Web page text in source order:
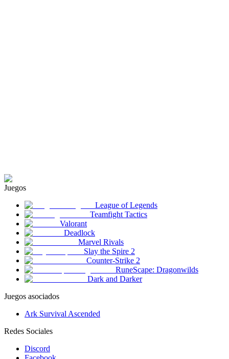
Juegos
League of Legends
Teamfight Tactics
Valorant
Deadlock
Marvel Rivals
Slay the Spire 2
Counter-Strike 2
RuneScape: Dragonwilds
Dark and Darker
Juegos asociados
Ark Survival Ascended
Redes Sociales
Discord